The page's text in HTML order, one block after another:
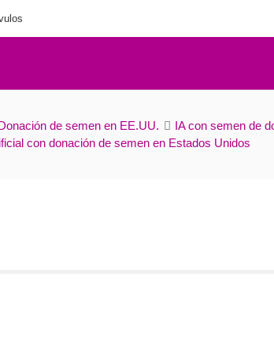
Capacitación del semen
13
de semen en EE.UU. IA con semen de
con donación de semen en Estados Unidos